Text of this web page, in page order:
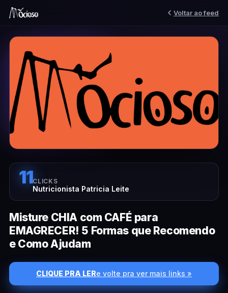
Voltar ao feed
11CLICKS
Nutricionista Patricia Leite
Misture CHIA com CAFÉ para
EMAGRECER! 5 Formas que Recomendo
e Como Ajudam
CLIQUE PRA LERe volte pra ver mais links »